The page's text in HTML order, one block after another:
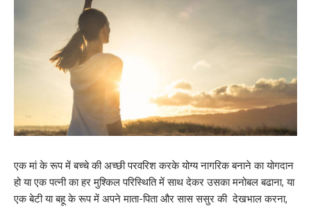
एक मां के रूप में बच्चे की अच्छी परवरिश करके योग्य नागरिक बनाने का योगदान
हो या एक पत्नी का हर मुश्किल परिस्थिति में साथ देकर उसका मनोबल बढाना, या
एक बेटी या बहू के रूप में अपने माता-पिता और सास ससुर की देखभाल करना,